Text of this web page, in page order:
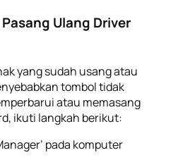
Ulang Driver
yang sudah usang atau
tombol tidak
atau memasang
ikuti langkah berikut:
pada komputer